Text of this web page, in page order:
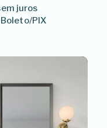
juros
PIX